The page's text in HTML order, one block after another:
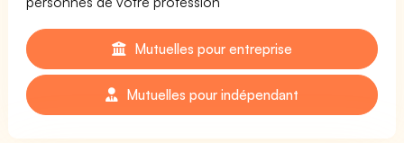
Mutuelles pour entreprise
Mutuelles pour indépendant